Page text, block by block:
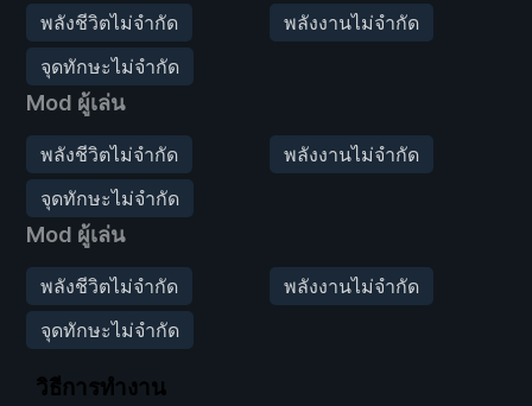
พลังชีวิตไม่จำกัด
พลังงานไม่จำกัด
จุดทักษะไม่จำกัด
Mod ผู้เล่น
พลังชีวิตไม่จำกัด
พลังงานไม่จำกัด
จุดทักษะไม่จำกัด
Mod ผู้เล่น
พลังชีวิตไม่จำกัด
พลังงานไม่จำกัด
จุดทักษะไม่จำกัด
วิธีการทำงาน